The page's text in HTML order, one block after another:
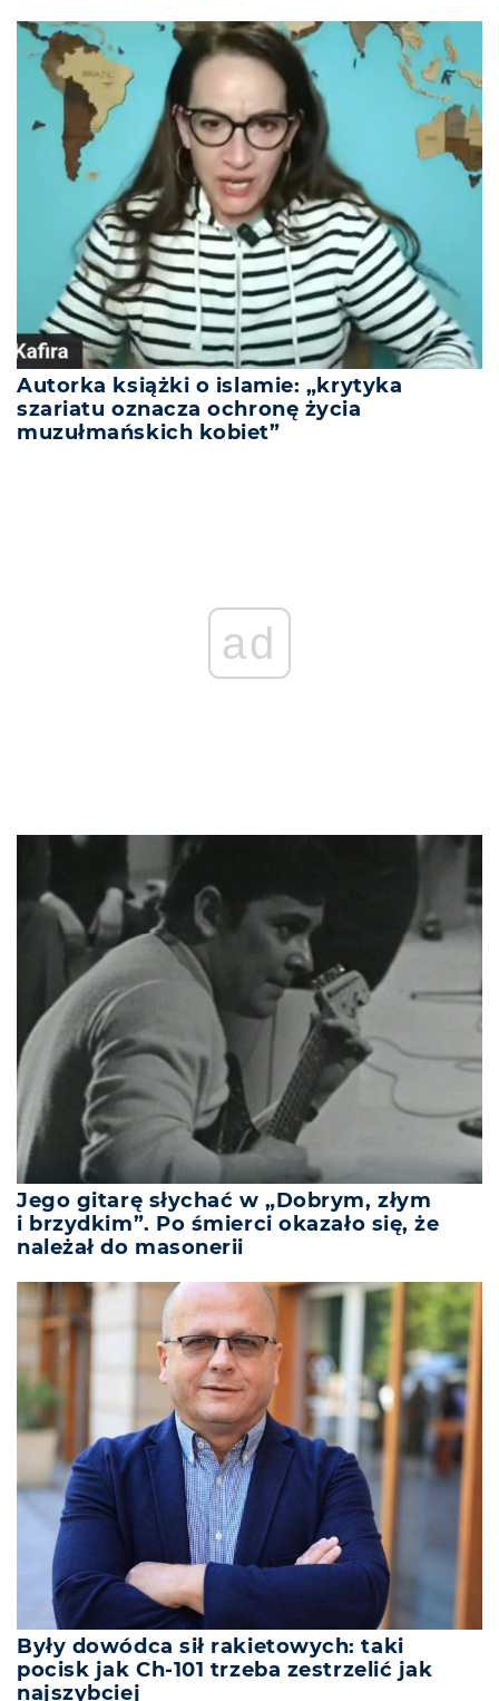
Autorka książki o islamie: „krytyka
szariatu oznacza ochronę życia
muzułmańskich kobiet”
ad
Jego gitarę słychać w „Dobrym, złym
i brzydkim”. Po śmierci okazało się, że
należał do masonerii
Były dowódca sił rakietowych: taki
pocisk jak Ch-101 trzeba zestrzelić jak
najszybciej